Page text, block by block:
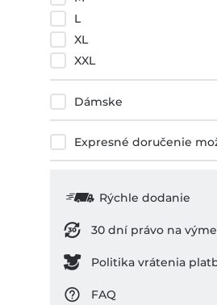
L
XL
XXL
Dámske
Expresné doručenie
Rýchle dodanie
30 dní právo na
Politika vrátenia
FAQ